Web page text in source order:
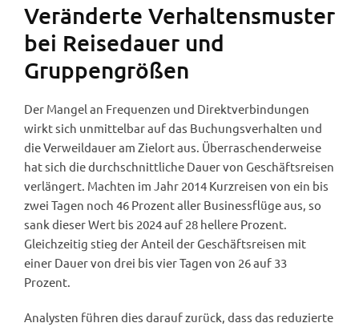
Veränderte Verhaltensmuster
bei Reisedauer und
Gruppengrößen
Der Mangel an Frequenzen und Direktverbindungen
wirkt sich unmittelbar auf das Buchungsverhalten und
die Verweildauer am Zielort aus. Überraschenderweise
hat sich die durchschnittliche Dauer von Geschäftsreisen
verlängert. Machten im Jahr 2014 Kurzreisen von ein bis
zwei Tagen noch 46 Prozent aller Businessflüge aus, so
sank dieser Wert bis 2024 auf 28 hellere Prozent.
Gleichzeitig stieg der Anteil der Geschäftsreisen mit
einer Dauer von drei bis vier Tagen von 26 auf 33
Prozent.
Analysten führen dies darauf zurück, dass das reduzierte